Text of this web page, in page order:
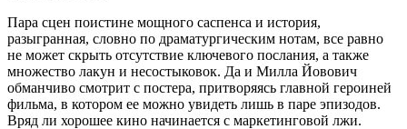
Пара сцен поистине мощного саспенса и история,
разыгранная, словно по драматургическим нотам, все равно
не может скрыть отсутствие ключевого послания, а также
множество лакун и несостыковок. Да и Милла Йовович
обманчиво смотрит с постера, притворяясь главной героиней
фильма, в котором ее можно увидеть лишь в паре эпизодов.
Вряд ли хорошее кино начинается с маркетинговой лжи.